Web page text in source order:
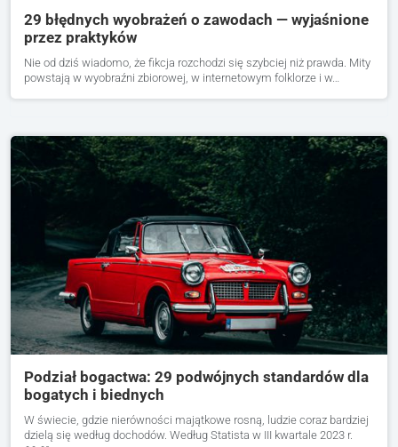
29 błędnych wyobrażeń o zawodach — wyjaśnione
przez praktyków
Nie od dziś wiadomo, że fikcja rozchodzi się szybciej niż prawda. Mity
powstają w wyobraźni zbiorowej, w internetowym folklorze i w…
Podział bogactwa: 29 podwójnych standardów dla
bogatych i biednych
W świecie, gdzie nierówności majątkowe rosną, ludzie coraz bardziej
dzielą się według dochodów. Według Statista w III kwartale 2023 r.